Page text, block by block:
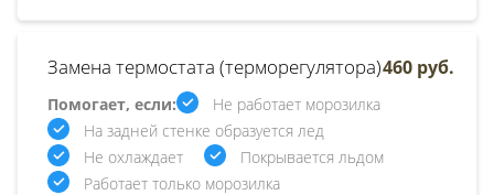
Замена термостата (терморегулятора)
Помогает, если:
Не работает морозилка
На задней стенке образуется лед
Не охлаждает
Покрывается льдом
Работает только морозилка
460 руб.